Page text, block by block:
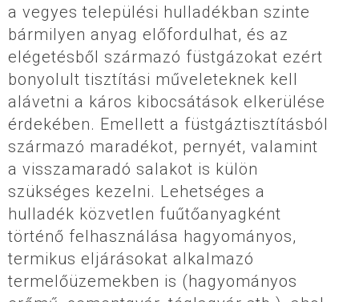
a vegyes települési hulladékban szinte
bármilyen anyag előfordulhat, és az
elégetésből származó füstgázokat ezért
bonyolult tisztítási műveleteknek kell
alávetni a káros kibocsátások elkerülése
érdekében. Emellett a füstgáztisztításból
származó maradékot, pernyét, valamint
a visszamaradó salakot is külön
szükséges kezelni. Lehetséges a
hulladék közvetlen fuűtőanyagként
történő felhasználása hagyományos,
termikus eljárásokat alkalmazó
termelőüzemekben is (hagyományos